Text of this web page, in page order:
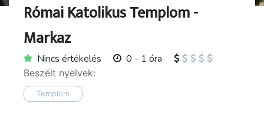
Római Katolikus Templom -
Markaz
Nincs értékelés 0 - 1 óra
Beszélt nyelvek:
Templom